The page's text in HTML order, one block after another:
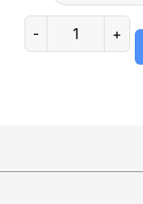
Bảng giá báo